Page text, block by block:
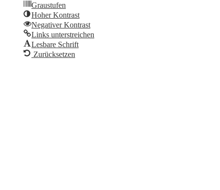
Graustufen
Hoher Kontrast
Negativer Kontrast
Links unterstreichen
Lesbare Schrift
Zurücksetzen